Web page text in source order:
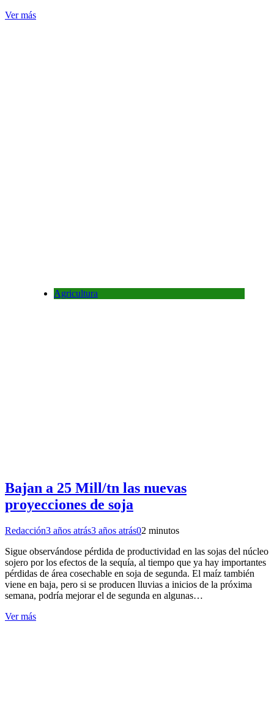
Ver más
Agricultura
Bajan a 25 Mill/tn las nuevas
proyecciones de soja
Redacción3 años atrás3 años atrás02 minutos
Sigue observándose pérdida de productividad en las sojas del núcleo
sojero por los efectos de la sequía, al tiempo que ya hay importantes
pérdidas de área cosechable en soja de segunda. El maíz también
viene en baja, pero si se producen lluvias a inicios de la próxima
semana, podría mejorar el de segunda en algunas…
Ver más